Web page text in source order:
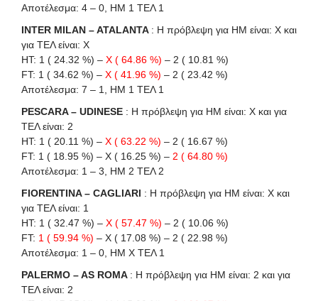
Αποτέλεσμα: 4 – 0, ΗΜ 1 ΤΕΛ 1
INTER MILAN – ATALANTA : Η πρόβλεψη για HΜ είναι: X και
για ΤΕΛ είναι: X
HT: 1 ( 24.32 %) – X ( 64.86 %) – 2 ( 10.81 %)
FT: 1 ( 34.62 %) – X ( 41.96 %) – 2 ( 23.42 %)
Αποτέλεσμα: 7 – 1, ΗΜ 1 ΤΕΛ 1
PESCARA – UDINESE : Η πρόβλεψη για HΜ είναι: X και για
ΤΕΛ είναι: 2
HT: 1 ( 20.11 %) – X ( 63.22 %) – 2 ( 16.67 %)
FT: 1 ( 18.95 %) – X ( 16.25 %) – 2 ( 64.80 %)
Αποτέλεσμα: 1 – 3, ΗΜ 2 ΤΕΛ 2
FIORENTINA – CAGLIARI : Η πρόβλεψη για HΜ είναι: X και
για ΤΕΛ είναι: 1
HT: 1 ( 32.47 %) – X ( 57.47 %) – 2 ( 10.06 %)
FT: 1 ( 59.94 %) – X ( 17.08 %) – 2 ( 22.98 %)
Αποτέλεσμα: 1 – 0, ΗΜ X ΤΕΛ 1
PALERMO – AS ROMA : Η πρόβλεψη για HΜ είναι: 2 και για
ΤΕΛ είναι: 2